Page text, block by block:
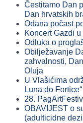
Čestitamo Dan
Dan hrvatskih
Odana počast
Koncert Gazdi u
Odluka o
Obilježavanje
zahvalnosti,
Oluja
U Vlašićima
Luna do Fortice“
28.
OBAVIJEST o
(adulticidne